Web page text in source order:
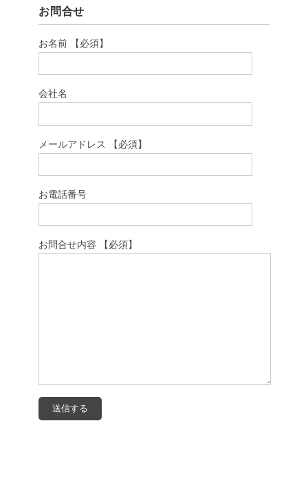
お問合せ
お名前 【必須】
会社名
メールアドレス 【必須】
お電話番号
お問合せ内容 【必須】